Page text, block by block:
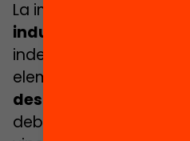
La implementación de
inducción
independiente e
elementos que forman
desarrollo profesional
debe ser una fase